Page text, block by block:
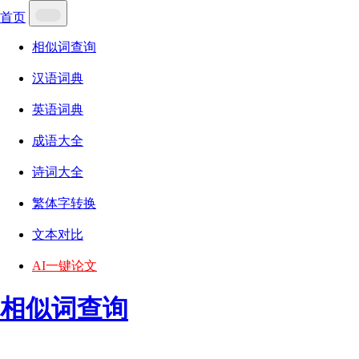
首页
相似词查询
汉语词典
英语词典
成语大全
诗词大全
繁体字转换
文本对比
AI一键论文
相似词查询